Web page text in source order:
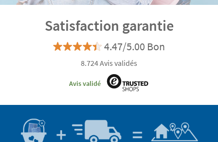
Satisfaction garantie
4.47/5.00 Bon
8.724 Avis validés
Avis validé